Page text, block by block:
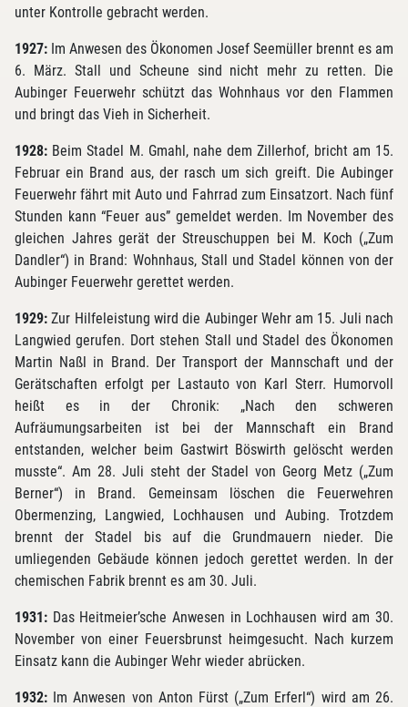
unter Kontrolle gebracht werden.
1927: Im Anwesen des Ökonomen Josef Seemüller brennt es am
6. März. Stall und Scheune sind nicht mehr zu retten. Die
Aubinger Feuerwehr schützt das Wohnhaus vor den Flammen
und bringt das Vieh in Sicherheit.
1928: Beim Stadel M. Gmahl, nahe dem Zillerhof, bricht am 15.
Februar ein Brand aus, der rasch um sich greift. Die Aubinger
Feuerwehr fährt mit Auto und Fahrrad zum Einsatzort. Nach fünf
Stunden kann “Feuer aus” gemeldet werden. Im November des
gleichen Jahres gerät der Streuschuppen bei M. Koch („Zum
Dandler“) in Brand: Wohnhaus, Stall und Stadel können von der
Aubinger Feuerwehr gerettet werden.
1929: Zur Hilfeleistung wird die Aubinger Wehr am 15. Juli nach
Langwied gerufen. Dort stehen Stall und Stadel des Ökonomen
Martin Naßl in Brand. Der Transport der Mannschaft und der
Gerätschaften erfolgt per Lastauto von Karl Sterr. Humorvoll
heißt es in der Chronik: „Nach den schweren
Aufräumungsarbeiten ist bei der Mannschaft ein Brand
entstanden, welcher beim Gastwirt Böswirth gelöscht werden
musste“. Am 28. Juli steht der Stadel von Georg Metz („Zum
Berner“) in Brand. Gemeinsam löschen die Feuerwehren
Obermenzing, Langwied, Lochhausen und Aubing. Trotzdem
brennt der Stadel bis auf die Grundmauern nieder. Die
umliegenden Gebäude können jedoch gerettet werden. In der
chemischen Fabrik brennt es am 30. Juli.
1931: Das Heitmeier’sche Anwesen in Lochhausen wird am 30.
November von einer Feuersbrunst heimgesucht. Nach kurzem
Einsatz kann die Aubinger Wehr wieder abrücken.
1932: Im Anwesen von Anton Fürst („Zum Erferl“) wird am 26.